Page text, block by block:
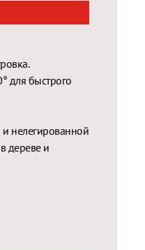
для быстрого
нелегированной
дереве и